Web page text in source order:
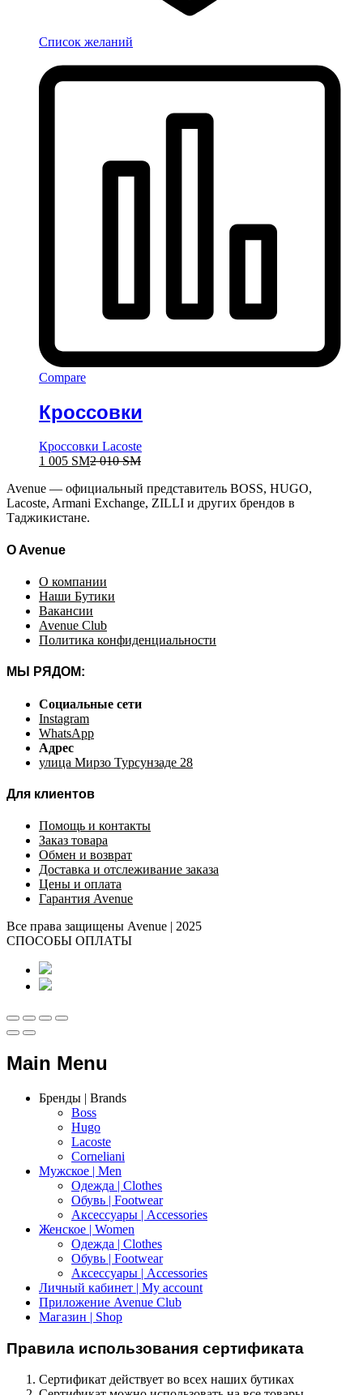
Список желаний
Compare
Кроссовки
Кроссовки Lacoste
1 005 ЅМ2 010ЅМ
Avenue — официальный представитель BOSS, HUGO,
Lacoste, Armani Exchange, ZILLI и других брендов в
Таджикистане.
O Avenue
О компании
Наши Бутики
Вакансии
Avenue Club
Политика конфиденциальности
МЫ РЯДОМ:
Социальные сети
Instagram
WhatsApp
Адрес
улица Мирзо Турсунзаде 28
Для клиентов
Помощь и контакты
Заказ товара
Обмен и возврат
Доставка и отслеживание заказа
Цены и оплата
Гарантия Avenue
Все права защищены Avenue | 2025
СПОСОБЫ ОПЛАТЫ
Main Menu
Бренды | Brands
Boss
Hugo
Lacoste
Corneliani
Мужское | Men
Одежда | Clothes
Обувь | Footwear
Аксессуары | Accessories
Женское | Women
Одежда | Clothes
Обувь | Footwear
Аксессуары | Accessories
Личный кабинет | My account
Приложение Avenue Club
Магазин | Shop
Правила использования сертификата
Сертификат действует во всех наших бутиках